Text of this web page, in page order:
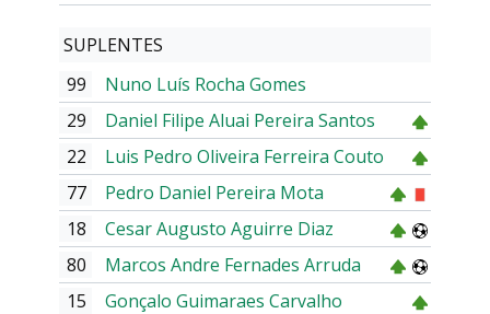
SUPLENTES
99
Nuno Luís Rocha Gomes
29
Daniel Filipe Aluai Pereira Santos
22
Luis Pedro Oliveira Ferreira Couto
77
Pedro Daniel Pereira Mota
18
Cesar Augusto Aguirre Diaz
80
Marcos Andre Fernades Arruda
15
Gonçalo Guimaraes Carvalho